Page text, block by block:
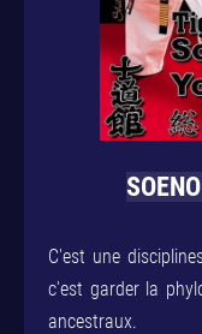
C'est une
c'est garder la
ancestraux.